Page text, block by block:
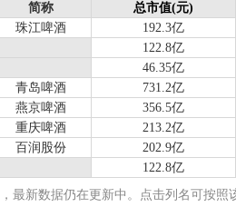
简称
总市值(元)
珠江啤酒
192.3亿
122.8亿
46.35亿
青岛啤酒
731.2亿
燕京啤酒
356.5亿
重庆啤酒
213.2亿
百润股份
202.9亿
122.8亿
最新数据仍在更新中。点击列名可按照